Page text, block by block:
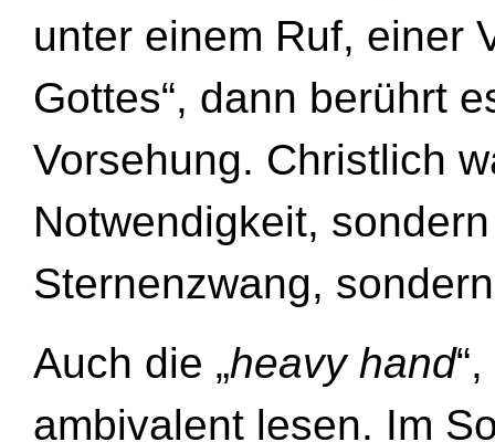
unter einem Ruf, einer
Gottes“, dann berührt
Vorsehung. Christlich
Notwendigkeit,
Sternenzwang,
Auch die „heavy hand
ambivalent lesen. Im